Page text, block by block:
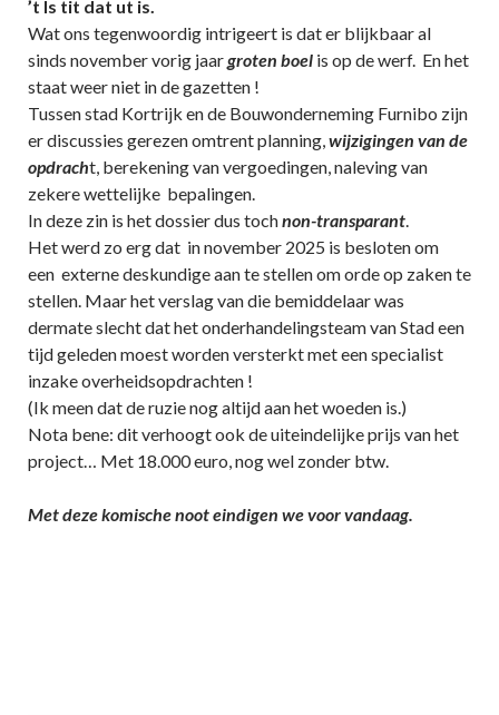
’t Is tit dat ut is.
Wat ons tegenwoordig intrigeert is dat er blijkbaar al
sinds november vorig jaargroten boel is op de werf. En het
staat weer niet in de gazetten !
Tussen stad Kortrijk en de Bouwonderneming Furnibo zijn
er discussies gerezen omtrent planning,wijzigingen van de
opdracht, berekening van vergoedingen, naleving van
zekere wettelijke bepalingen.
In deze zin is het dossier dus tochnon-transparant.
Het werd zo erg dat in november 2025 is besloten om
een externe deskundige aan te stellen om orde op zaken te
stellen. Maar het verslag van die bemiddelaar was
dermate slecht dat het onderhandelingsteam van Stad een
tijd geleden moest worden versterkt met een specialist
inzake overheidsopdrachten !
(Ik meen dat de ruzie nog altijd aan het woeden is.)
Nota bene: dit verhoogt ook de uiteindelijke prijs van het
project… Met 18.000 euro, nog wel zonder btw.
Met deze komische noot eindigen we voor vandaag.